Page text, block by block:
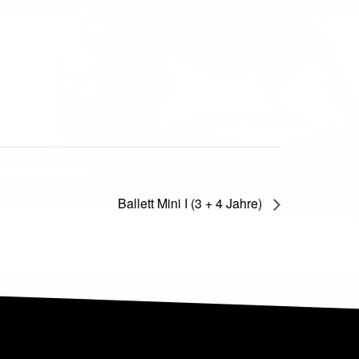
Ballett Mini I (3 + 4 Jahre)